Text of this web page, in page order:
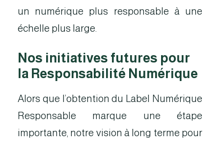
un numérique plus responsable à une
échelle plus large.
Nos initiatives futures pour
la Responsabilité Numérique
Alors que l’obtention du Label Numérique
Responsable marque une étape
importante, notre vision à long terme pour